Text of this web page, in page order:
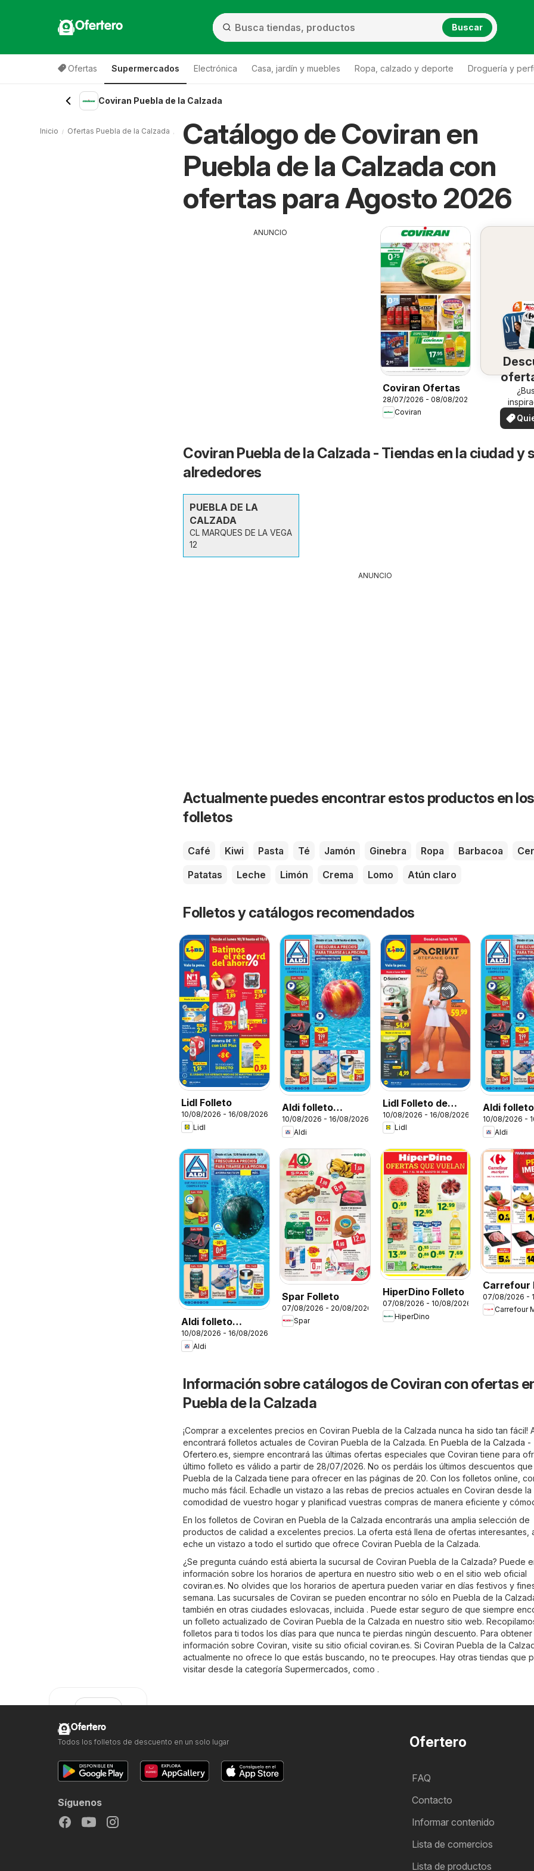
Ofertero Buscar
Ofertas Supermercados Electrónica Casa, jardín y muebles Ropa, calzado y deporte Droguería y
Coviran Puebla de la Calzada
Catálogo de Coviran en
Puebla de la Calzada con
ofertas para Agosto 2026
ANUNCIO
Coviran Ofertas
28/07/2026 - 08/08/2026
Coviran
su
¡Vea
en su
ver
Coviran Puebla de la Calzada - Tiendas en la ciudad y
alrededores
PUEBLA DE LA
CALZADA
CL MARQUES DE LA VEGA
12
ANUNCIO
Actualmente puedes encontrar estos productos en los
folletos
Café Kiwi Pasta Té Jamón Ginebra Ropa Barbacoa
Patatas
Leche Limón Crema Lomo Atún claro
Folletos y catálogos recomendados
Lidl Folleto
10/08/2026 - 16/08/2026
Lidl
Aldi folleto
Península
10/08/2026 - 16/08/2026
Aldi
Lidl Folleto de
bazar
10/08/2026 - 16/08/2026
Lidl
Aldi folleto
Baleares
10/08/2026 -
Aldi
Aldi folleto
Canarias
10/08/2026 - 16/08/2026
Aldi
Spar Folleto
07/08/2026 - 20/08/2026
Spar
HiperDino Folleto
07/08/2026 - 10/08/2026
HiperDino
Carrefour
Precio
07/08/2026 -
Carrefour
Información sobre catálogos de Coviran con ofertas
Puebla de la Calzada
¡Comprar a excelentes precios en Coviran Puebla de la Calzada nunca ha sido tan fácil!
encontrará folletos actuales de Coviran Puebla de la Calzada. En Puebla de la Calzada -
Ofertero.es , siempre encontrará las últimas ofertas especiales que Coviran tiene para
último folleto es válido a partir de 28/07/2026. No os perdáis los últimos descuentos que
Puebla de la Calzada tiene para ofrecer en las páginas de 20. Con los folletos online,
mucho más fácil. Echadle un vistazo a las rebas de precios actuales en Coviran desde la
comodidad de vuestro hogar y planificad vuestras compras de manera eficiente y
En los folletos de Coviran en Puebla de la Calzada encontrarás una amplia selección de
productos de calidad a excelentes precios. La oferta está llena de ofertas interesantes,
eche un vistazo a todo el surtido que ofrece Coviran Puebla de la Calzada.
¿Se pregunta cuándo está abierta la sucursal de Coviran Puebla de la Calzada? Puede
información sobre los horarios de apertura en nuestro sitio web o en el sitio web oficial
coviran.es. No olvides que los horarios de apertura pueden variar en días festivos y
semana. Las sucursales de Coviran se pueden encontrar no sólo en Puebla de la
también en otras ciudades eslovacas, incluida . Puede estar seguro de que siempre
un folleto actualizado de Coviran Puebla de la Calzada en nuestro sitio web.
folletos para ti todos los días para que nunca te pierdas ningún descuento. Para obtener
información sobre Coviran, visite su sitio oficial coviran.es. Si Coviran Puebla de la
actualmente no ofrece lo que estás buscando, no te preocupes. Hay otras tiendas que
visitar desde la categoría Supermercados , como .
Inicio Ofertas Puebla de la Calzada Supermercados Puebla de la Calzada Coviran Puebla de la Calzada
Ofertero
FAQ
Contacto
Informar contenido
Lista de comercios
Lista de productos
Ofertero
Todos los folletos de descuento en un solo lugar
Síguenos